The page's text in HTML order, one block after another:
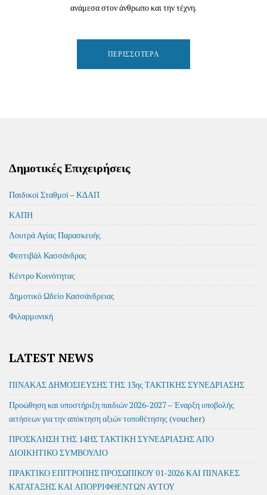
ανάμεσα στον άνθρωπο και την τέχνη.
ΠΕΡΙΣΣΌΤΕΡΑ
Δημοτικές Επιχειρήσεις
Παιδικοί Σταθμοί – ΚΔΑΠ
ΚΑΠΗ
Λουτρά Αγίας Παρασκευής
Φεστιβάλ Κασσάνδρας
Κέντρο Κοινότητας
Δημοτικό Ωδείο Κασσάνδρειας
Φιλαρμονική
LATEST NEWS
ΠΙΝΑΚΑΣ ΔΗΜΟΣΙΕΥΣΗΣ ΤΗΣ 13ης ΤΑΚΤΙΚΗΣ ΣΥΝΕΔΡΙΑΣΗΣ
Προώθηση και υποστήριξη παιδιών 2026-2027 – Έναρξη υποβολής
αιτήσεων για την απόκτηση αξιών τοποθέτησης (voucher)
ΠΡΟΣΚΛΗΣΗ ΤΗΣ 14ΗΣ ΤΑΚΤΙΚΗ ΣΥΝΕΔΡΙΑΣΗΣ ΑΠΟ
ΔΙΟΙΚΗΤΙΚΟ ΣΥΜΒΟΥΛΙΟ
ΠΡΑΚΤΙΚΟ ΕΠΙΤΡΟΠΗΣ ΠΡΟΣΩΠΙΚΟΥ 01-2026 ΚΑΙ ΠΙΝΑΚΕΣ
ΚΑΤΑΤΑΞΗΣ ΚΑΙ ΑΠΟΡΡΙΦΘΕΝΤΩΝ ΑΥΤΟΥ